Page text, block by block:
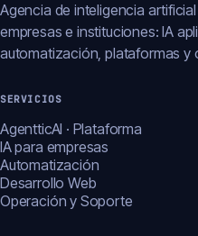
Agencia de inteligencia
empresas e instituciones: IA
automatización, plataformas y
SERVICIOS
AgentticAI · Plataforma
IA para empresas
Automatización
Desarrollo Web
Operación y Soporte